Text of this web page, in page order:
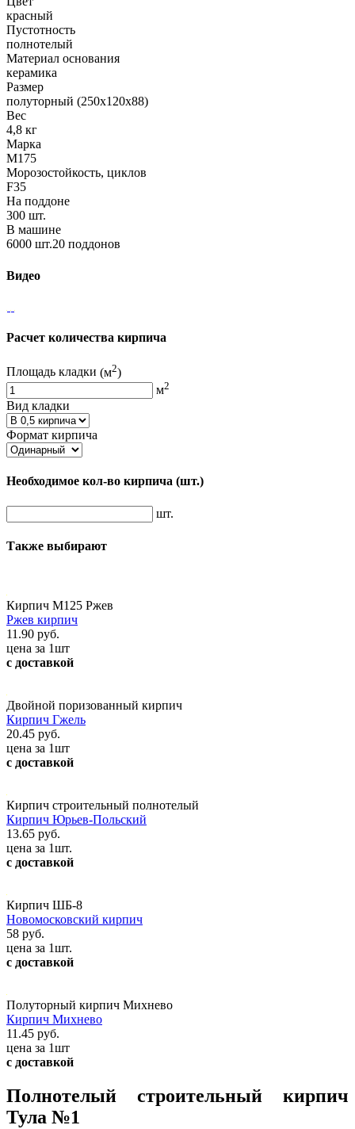
красный
Пустотность
полнотелый
Материал основания
керамика
Размер
полуторный (250х120х88)
Вес
4,8 кг
Марка
М175
Морозостойкость, циклов
F35
На поддоне
300 шт.
В машине
6000 шт.20 поддонов
Видео
Расчет количества кирпича
Площадь кладки (м2)
м2
Вид кладки
Формат кирпича
Необходимое кол-во кирпича (шт.)
шт.
Также выбирают
Кирпич М125 Ржев
Ржев кирпич
11.90 руб.
цена за 1шт
с доставкой
Двойной поризованный кирпич
Кирпич Гжель
20.45 руб.
цена за 1шт
с доставкой
Кирпич строительный полнотелый
Кирпич Юрьев-Польский
13.65 руб.
цена за 1шт.
с доставкой
Кирпич ШБ-8
Новомосковский кирпич
58 руб.
цена за 1шт.
с доставкой
Полуторный кирпич Михнево
Кирпич Михнево
11.45 руб.
цена за 1шт
с доставкой
Полнотелый строительный кирпич
Тула №1